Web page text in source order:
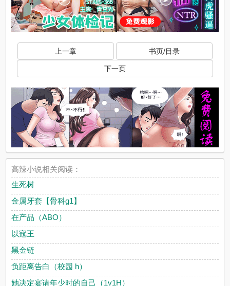
上一章 书页/目录
下一页
高辣小说相关阅读：
生死树
金属牙套【骨科g1】
在产品（ABO）
以寇王
黑金链
负距离告白（校园 h）
她决定宴请年少时的自己（1v1H）